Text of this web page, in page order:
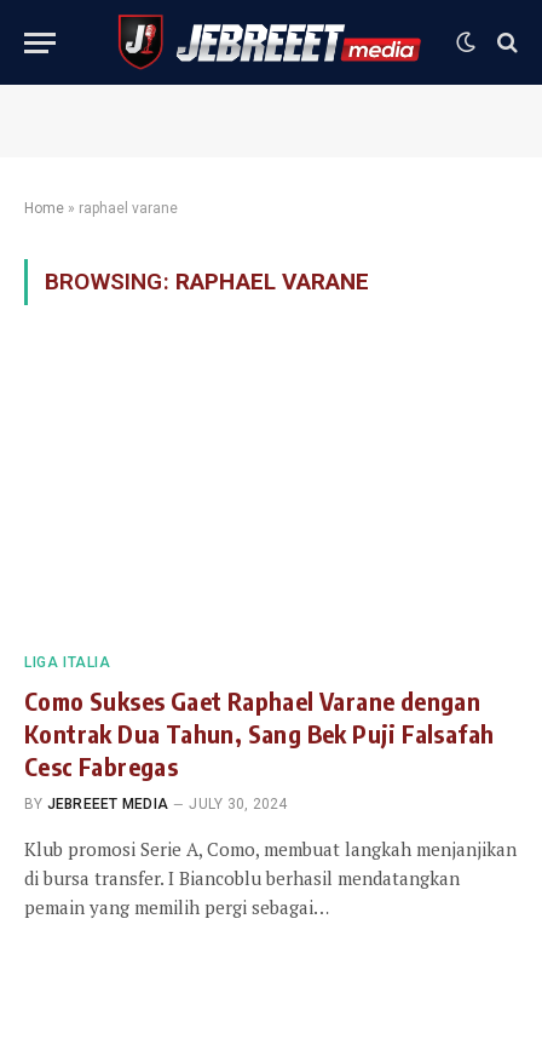
Home » raphael varane
BROWSING: RAPHAEL VARANE
LIGA ITALIA
Como Sukses Gaet Raphael Varane dengan
Kontrak Dua Tahun, Sang Bek Puji Falsafah
Cesc Fabregas
BY JEBREEET MEDIA JULY 30, 2024
Klub promosi Serie A, Como, membuat langkah menjanjikan
di bursa transfer. I Biancoblu berhasil mendatangkan
pemain yang memilih pergi sebagai…